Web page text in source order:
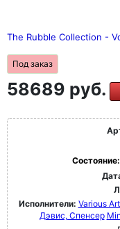
The Rubble Collection -
Под заказ
58689 руб.
Состояние:
Исполнители: Various
Дэвис, Спенсер